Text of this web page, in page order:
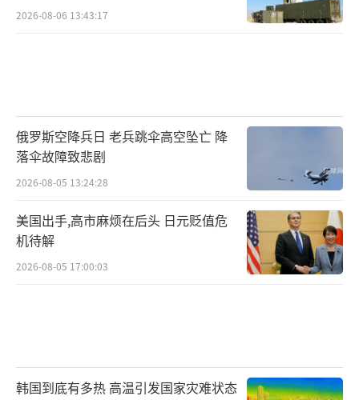
2026-08-06 13:43:17
俄罗斯空降兵日 老兵跳伞高空坠亡 降
落伞故障致悲剧
2026-08-05 13:24:28
美国出手,高市麻烦在后头 日元贬值危
机待解
2026-08-05 17:00:03
韩国到底有多热 高温引发国家灾难状态